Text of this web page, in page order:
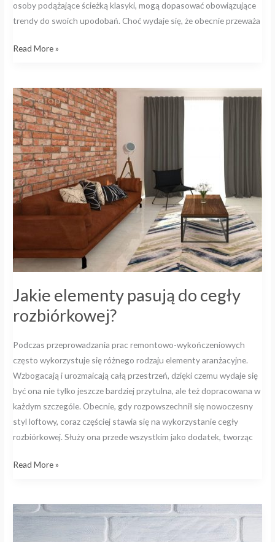
osoby podążające ścieżką klasyki, mogą dopasować obowiązujące
trendy do swoich upodobań. Choć wydaje się, że obecnie przeważa
Read More »
Jakie elementy pasują do cegły
rozbiórkowej?
Podczas przeprowadzania prac remontowo-wykończeniowych
często wykorzystuje się różnego rodzaju elementy aranżacyjne.
Wzbogacają i urozmaicają całą przestrzeń, dzięki czemu wydaje się
być ona nie tylko jeszcze bardziej przytulna, ale też dopracowana w
każdym szczególe. Obecnie, gdy rozpowszechnił się nowoczesny
styl loftowy, coraz częściej stawia się na wykorzystanie cegły
rozbiórkowej. Służy ona przede wszystkim jako dodatek, tworząc
Jakie
elementy
pasują
do
cegły
rozbiórkowej?
Read More »
Malowanie